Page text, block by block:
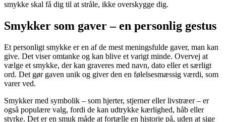
smykke skal få dig til at stråle, ikke overskygge dig.
Smykker som gaver – en personlig gestus
Et personligt smykke er en af de mest meningsfulde gaver, man kan
give. Det viser omtanke og kan blive et varigt minde. Overvej at
vælge et smykke, der kan graveres med navn, dato eller et særligt
ord. Det gør gaven unik og giver den en følelsesmæssig værdi, som
varer ved.
Smykker med symbolik – som hjerter, stjerner eller livstræer – er
også populære valg, fordi de kan udtrykke kærlighed, håb eller
styrke. Det er en smuk måde at fortælle en historie på, uden at sige